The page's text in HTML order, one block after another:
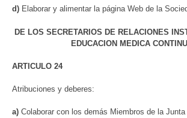
d) Elaborar y alimentar la página Web de la
DE LOS SECRETARIOS DE RELACIONES
EDUCACION MEDICA
ARTICULO 24
Atribuciones y deberes:
a) Colaborar con los demás Miembros de la Junta